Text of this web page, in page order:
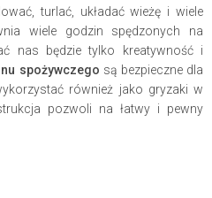
turlać, układać wieżę i wiele
wiele godzin spędzonych na
nas będzie tylko kreatywność i
spożywczego są bezpieczne dla
również jako gryzaki w
pozwoli na łatwy i pewny